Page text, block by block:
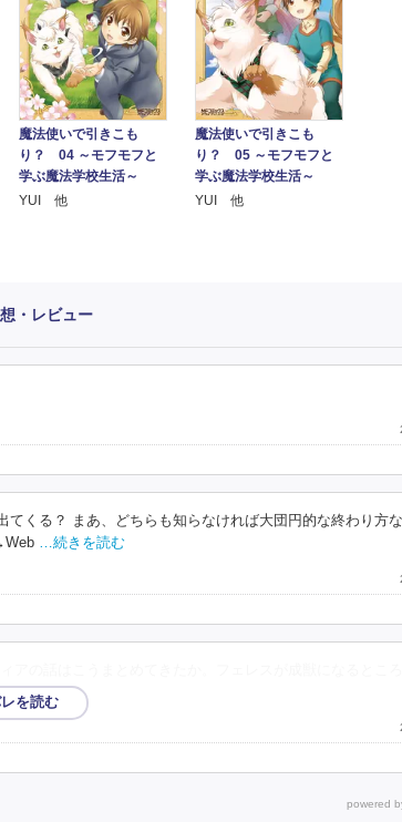
魔法使いで引きこも
り？ 04 ～モフモフと
学ぶ魔法学校生活～
YUI 他
魔法使いで引きこも
り？ 05 ～モフモフと
学ぶ魔法学校生活～
YUI 他
・レビュー
くる？ まあ、どちらも知らなければ大団円的な終わり方な
…続きを読む
powered